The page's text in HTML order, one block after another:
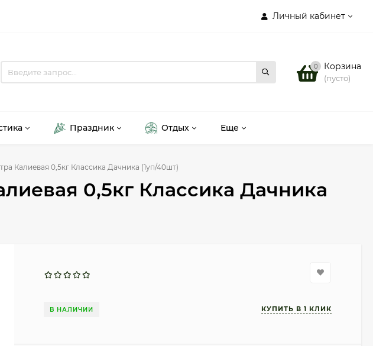
Личный кабинет
0 Корзина
(пусто)
Праздник Отдых Еще
Калиевая 0,5кг Классика Дачника (1уп/40шт)
0,5кг Классика Дачника
В НАЛИЧИИ